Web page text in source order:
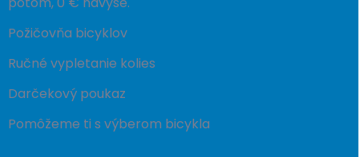
Požičovňa bicyklov
Ručné vypletanie kolies
Darčekový poukaz
Pomôžeme ti s výberom bicykla